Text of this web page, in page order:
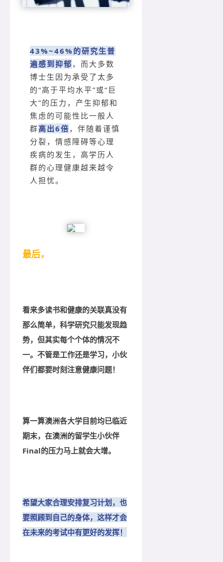
43%~46%的研究生普
遍感到抑郁 ，而大多数
博士生因为承受了太多
的“高于平均水平”或“巨
大”的压力，产生抑郁和
焦虑的可能性比一般人
群高出6倍 ，伴随着谨慎
分裂，情感障碍等心理
疾病的发生，高学历人
群的心理健康越来越令
人担忧。
最后，
看来多读书和健康的关联真没有
那么简单，科学研究只能发现趋
势，但其实每个个体的情况不
一。不管是工作还是学习，小伙
伴们都要时刻注意健康问题！
算一算澳洲各大学目前均已临近
期末，在澳洲的留学生小伙伴
Final的压力马上就会大增。
希望大家合理安排复习计划，也
要照顾到自己的身体，这样才会
在未来的考试中有更好的发挥！